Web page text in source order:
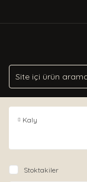
Kaly
Stoktakiler